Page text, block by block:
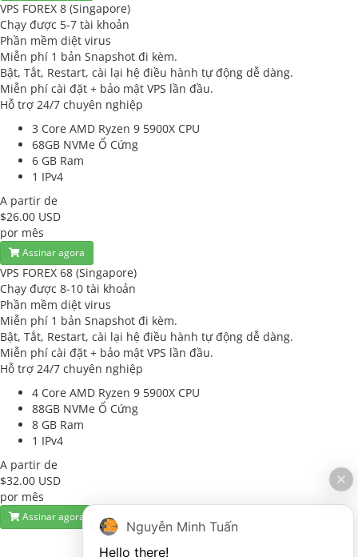
VPS FOREX 8 (Singapore)
Chạy được 5-7 tài khoản
Phần mềm diệt virus
Miễn phí 1 bản Snapshot đi kèm.
Bật, Tắt, Restart, cài lại hệ điều hành tự động dễ dàng.
Miễn phí cài đặt + bảo mật VPS lần đầu.
Hỗ trợ 24/7 chuyên nghiệp
3 Core AMD Ryzen 9 5900X CPU
68GB NVMe Ổ Cứng
6 GB Ram
1 IPv4
A partir de
$26.00 USD
por mês
Assinar agora
VPS FOREX 68 (Singapore)
Chạy được 8-10 tài khoản
Phần mềm diệt virus
Miễn phí 1 bản Snapshot đi kèm.
Bật, Tắt, Restart, cài lại hệ điều hành tự động dễ dàng.
Miễn phí cài đặt + bảo mật VPS lần đầu.
Hỗ trợ 24/7 chuyên nghiệp
4 Core AMD Ryzen 9 5900X CPU
88GB NVMe Ổ Cứng
8 GB Ram
1 IPv4
A partir de
$32.00 USD
por mês
Assinar agora
Nguyễn Minh Tuấn
Hello there!